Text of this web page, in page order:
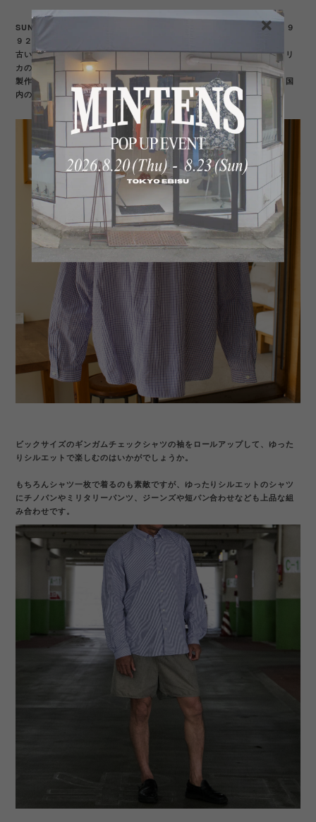
SUNSHINE＋CLOUDのボタンダウンチェックシャツは創業当初頃の１９
９２年から作られている名品。
古い年代のラルフローレンのオックスフォードシャツや、古き良きアメリ
カのクラシックシャツを参考に、製作した定番アイテムになります。
製作当初から現在まで変わらず、上質なコットン素材を使用しており、国
内の熟練した職人が丁寧に作り上げております。
ビックサイズのギンガムチェックシャツの袖をロールアップして、ゆった
りシルエットで楽しむのはいかがでしょうか。
もちろんシャツ一枚で着るのも素敵ですが、ゆったりシルエットのシャツ
にチノパンやミリタリーパンツ、ジーンズや短パン合わせなども上品な組
み合わせです。